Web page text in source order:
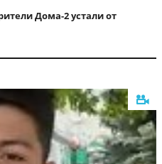
Дома-2 устали от